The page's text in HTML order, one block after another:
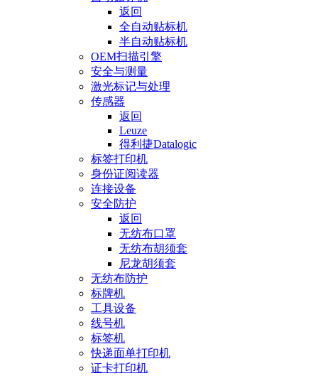
返回
全自动贴标机
半自动贴标机
OEM扫描引擎
安全与测量
激光标记与处理
传感器
返回
Leuze
得利捷Datalogic
标签打印机
身份证阅读器
连接设备
安全防护
返回
无纺布口罩
无纺布胡须套
尼龙胡须套
无纺布防护
标牌机
工具设备
线号机
标签机
快递面单打印机
证卡打印机